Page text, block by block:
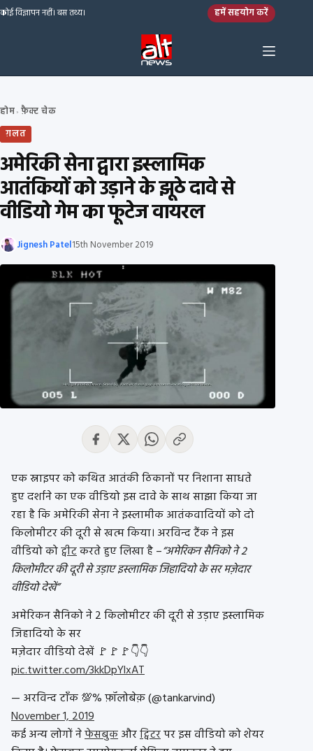
Skip to content
कोई विज्ञापन नहीं। बस तथ्य। हमें सहयोग करें
होम› फ़ैक्ट चेक
ग़लत
अमेरिकी सेना द्वारा इस्लामिक
आतंकियों को उड़ाने के झूठे दावे से
वीडियो गेम का फूटेज वायरल
Jignesh Patel15th November 2019
एक स्नाइपर को कथित आतंकी ठिकानों पर निशाना साधते
हुए दर्शाने का एक वीडियो इस दावे के साथ साझा किया जा
रहा है कि अमेरिकी सेना ने इस्लामीक आतंकवादियों को दो
किलोमीटर की दूरी से खत्म किया। अरविन्द टैंक ने इस
वीडियो कोट्वीटकरते हुए लिखा है –“अमेरिकन सैनिको ने 2
किलोमीटर की दूरी से उड़ाए इस्लामिक जिहादियो के सर मज़ेदार
वीडियो देखें”
अमेरिकन सैनिको ने 2 किलोमीटर की दूरी से उड़ाए इस्लामिक
जिहादियो के सर
मज़ेदार वीडियो देखें 🚩🚩🚩👇👇
pic.twitter.com/3kkDpYlxAT
— अरविन्द टाँक 💯% फ़ॉलोबेक़ (@tankarvind)
November 1, 2019
कई अन्य लोगों नेफेसबुकऔरट्विटरपर इस वीडियो को शेयर